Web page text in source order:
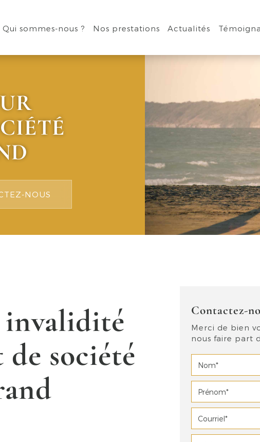
Qui sommes-nous ? Nos prestations Actualités
NOUS
invalidité
société
Contactez-
Merci de bien
nous faire part